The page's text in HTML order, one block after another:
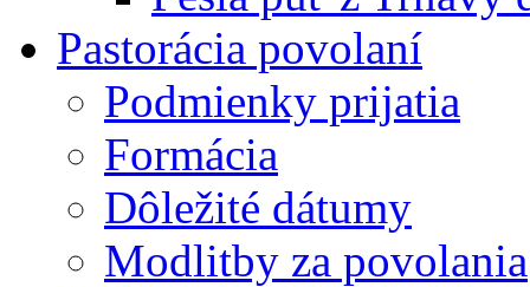
Pastorácia povolaní
Podmienky prijatia
Formácia
Dôležité dátumy
Modlitby za povolania